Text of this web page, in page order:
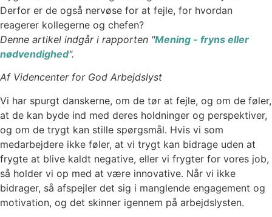
Derfor er de også nervøse for at fejle, for hvordan
reagerer kollegerne og chefen?
Denne artikel indgår i rapporten "Mening - fryns eller
nødvendighed".
Af Videncenter for God Arbejdslyst
Vi har spurgt danskerne, om de tør at fejle, og om de føler,
at de kan byde ind med deres holdninger og perspektiver,
og om de trygt kan stille spørgsmål. Hvis vi som
medarbejdere ikke føler, at vi trygt kan bidrage uden at
frygte at blive kaldt negative, eller vi frygter for vores job,
så holder vi op med at være innovative. Når vi ikke
bidrager, så afspejler det sig i manglende engagement og
motivation, og det skinner igennem på arbejdslysten.